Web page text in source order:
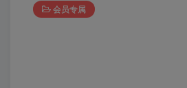
会员专属